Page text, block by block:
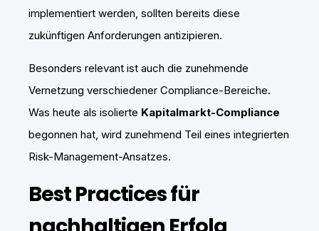
implementiert werden, sollten bereits diese
zukünftigen Anforderungen antizipieren.
Besonders relevant ist auch die zunehmende
Vernetzung verschiedener Compliance-Bereiche.
Was heute als isolierte Kapitalmarkt-Compliance
begonnen hat, wird zunehmend Teil eines integrierten
Risk-Management-Ansatzes.
Best Practices für